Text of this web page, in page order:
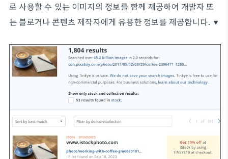
로 사용할 수 있는 이미지의 정보를 함께 제공하여 개발자 또
는 블로거나 콘텐츠 제작자에게 유용한 정보를 제공합니다. ▼